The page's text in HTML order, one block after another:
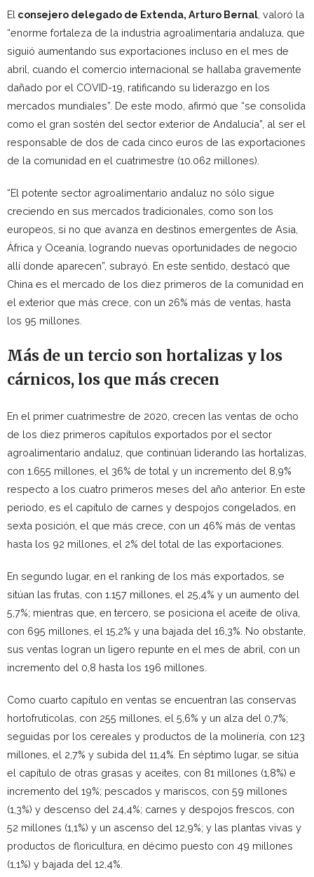
El consejero delegado de Extenda, Arturo Bernal , valoró la
“enorme fortaleza de la industria agroalimentaria andaluza, que
siguió aumentando sus exportaciones incluso en el mes de
abril, cuando el comercio internacional se hallaba gravemente
dañado por el COVID-19, ratificando su liderazgo en los
mercados mundiales”. De este modo, afirmó que “se consolida
como el gran sostén del sector exterior de Andalucía”, al ser el
responsable de dos de cada cinco euros de las exportaciones
de la comunidad en el cuatrimestre (10.062 millones).
“El potente sector agroalimentario andaluz no sólo sigue
creciendo en sus mercados tradicionales, como son los
europeos, si no que avanza en destinos emergentes de Asia,
África y Oceanía, logrando nuevas oportunidades de negocio
allí donde aparecen”, subrayó. En este sentido, destacó que
China es el mercado de los diez primeros de la comunidad en
el exterior que más crece, con un 26% más de ventas, hasta
los 95 millones.
Más de un tercio son hortalizas y los
cárnicos, los que más crecen
En el primer cuatrimestre de 2020, crecen las ventas de ocho
de los diez primeros capítulos exportados por el sector
agroalimentario andaluz, que continúan liderando las hortalizas,
con 1.655 millones, el 36% de total y un incremento del 8,9%
respecto a los cuatro primeros meses del año anterior. En este
periodo, es el capítulo de carnes y despojos congelados, en
sexta posición, el que más crece, con un 46% más de ventas
hasta los 92 millones, el 2% del total de las exportaciones.
En segundo lugar, en el ranking de los más exportados, se
sitúan las frutas, con 1.157 millones, el 25,4% y un aumento del
5,7%; mientras que, en tercero, se posiciona el aceite de oliva,
con 695 millones, el 15,2% y una bajada del 16,3%. No obstante,
sus ventas logran un ligero repunte en el mes de abril, con un
incremento del 0,8 hasta los 196 millones.
Como cuarto capítulo en ventas se encuentran las conservas
hortofrutícolas, con 255 millones, el 5,6% y un alza del 0,7%;
seguidas por los cereales y productos de la molinería, con 123
millones, el 2,7% y subida del 11,4%. En séptimo lugar, se sitúa
el capítulo de otras grasas y aceites, con 81 millones (1,8%) e
incremento del 19%; pescados y mariscos, con 59 millones
(1,3%) y descenso del 24,4%; carnes y despojos frescos, con
52 millones (1,1%) y un ascenso del 12,9%; y las plantas vivas y
productos de floricultura, en décimo puesto con 49 millones
(1,1%) y bajada del 12,4%.